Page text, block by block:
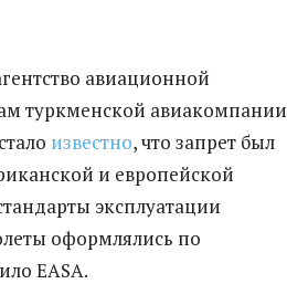
авиационной
туркменской авиакомпании
известно, что запрет был
и европейской
эксплуатации
оформлялись по
EASA.